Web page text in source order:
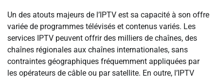
Un des atouts majeurs de l’IPTV est sa capacité à son offre
variée de programmes télévisés et contenus variés. Les
services IPTV peuvent offrir des milliers de chaînes, des
chaînes régionales aux chaînes internationales, sans
contraintes géographiques fréquemment appliquées par
les opérateurs de câble ou par satellite. En outre, l’IPTV